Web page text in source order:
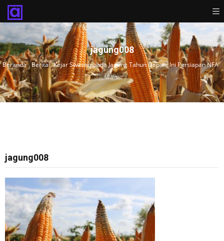
jagung008
Beranda›Berita›Kejar Swasembada Jagung Tahun Depan, Ini Persiapan NFA›
jagung008
jagung008